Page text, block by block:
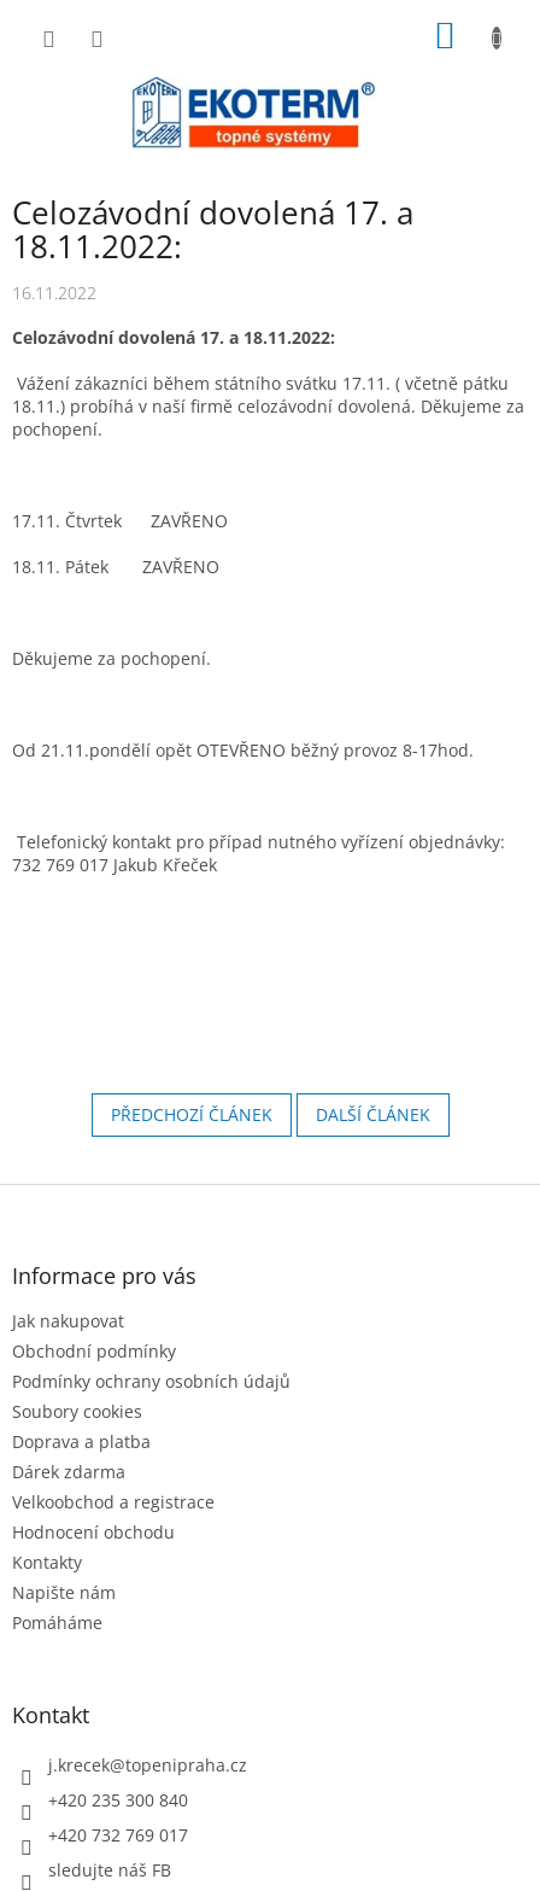
Celozávodní dovolená 17. a
18.11.2022:
16.11.2022
Celozávodní dovolená 17. a 18.11.2022:
Vážení zákazníci během státního svátku 17.11. ( včetně pátku
18.11.) probíhá v naší firmě celozávodní dovolená. Děkujeme za
pochopení.
17.11. Čtvrtek ZAVŘENO
18.11. Pátek ZAVŘENO
Děkujeme za pochopení.
Od 21.11.pondělí opět OTEVŘENO běžný provoz 8-17hod.
Telefonický kontakt pro případ nutného vyřízení objednávky:
732 769 017 Jakub Křeček
PŘEDCHOZÍ ČLÁNEK DALŠÍ ČLÁNEK
Z
Informace pro vás
Jak nakupovat
Obchodní podmínky
Podmínky ochrany osobních údajů
Soubory cookies
Doprava a platba
Dárek zdarma
Velkoobchod a registrace
Hodnocení obchodu
Kontakty
Napište nám
Pomáháme
Kontakt
j.krecek@topenipraha.cz
+420 235 300 840
+420 732 769 017
sledujte náš FB